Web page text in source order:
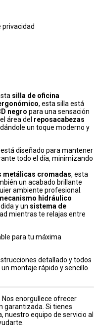
privacidad
silla de oficina
, esta silla está
negro para una sensación
área del reposacabezas
un toque moderno y
está diseñado para mantener
todo el día, minimizando
metálicas cromadas, esta
un acabado brillante
ambiente profesional.
hidráulico
y un sistema de
mientras te relajas entre
para tu máxima
detallado y todos
montaje rápido y sencillo.
Nos enorgullece ofrecer
garantizada. Si tienes
nuestro equipo de servicio al